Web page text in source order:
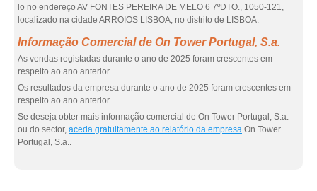
lo no endereço AV FONTES PEREIRA DE MELO 6 7ºDTO., 1050-121,
localizado na cidade ARROIOS LISBOA, no distrito de LISBOA.
Informação Comercial de On Tower Portugal, S.a.
As vendas registadas durante o ano de 2025 foram crescentes em
respeito ao ano anterior.
Os resultados da empresa durante o ano de 2025 foram crescentes em
respeito ao ano anterior.
Se deseja obter mais informação comercial de On Tower Portugal, S.a.
ou do sector, aceda gratuitamente ao relatório da empresa On Tower
Portugal, S.a..